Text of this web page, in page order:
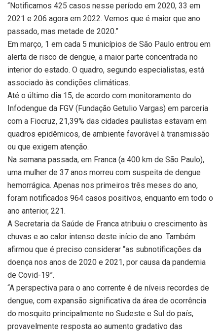
“Notificamos 425 casos nesse período em 2020, 33 em
2021 e 206 agora em 2022. Vemos que é maior que ano
passado, mas metade de 2020.”
Em março, 1 em cada 5 municípios de São Paulo entrou em
alerta de risco de dengue, a maior parte concentrada no
interior do estado. O quadro, segundo especialistas, está
associado às condições climáticas.
Até o último dia 15, de acordo com monitoramento do
Infodengue da FGV (Fundação Getulio Vargas) em parceria
com a Fiocruz, 21,39% das cidades paulistas estavam em
quadros epidêmicos, de ambiente favorável à transmissão
ou que exigem atenção.
Na semana passada, em Franca (a 400 km de São Paulo),
uma mulher de 37 anos morreu com suspeita de dengue
hemorrágica. Apenas nos primeiros três meses do ano,
foram notificados 964 casos positivos, enquanto em todo o
ano anterior, 221.
A Secretaria da Saúde de Franca atribuiu o crescimento às
chuvas e ao calor intenso deste início de ano. Também
afirmou que é preciso considerar “as subnotificações da
doença nos anos de 2020 e 2021, por causa da pandemia
de Covid-19”.
“A perspectiva para o ano corrente é de níveis recordes de
dengue, com expansão significativa da área de ocorrência
do mosquito principalmente no Sudeste e Sul do país,
provavelmente resposta ao aumento gradativo das